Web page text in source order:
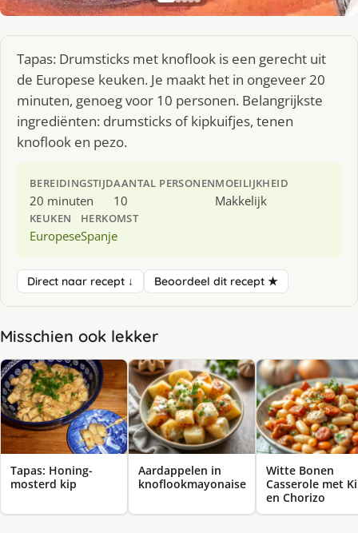
Tapas: Drumsticks met knoflook is een gerecht uit
de Europese keuken. Je maakt het in ongeveer 20
minuten, genoeg voor 10 personen. Belangrijkste
ingrediënten: drumsticks of kipkuifjes, tenen
knoflook en pezo.
BEREIDINGSTIJD
20 minuten
AANTAL PERSONEN
10
MOEILIJKHEID
Makkelijk
KEUKEN
Europese
HERKOMST
Spanje
Direct naar recept ↓ Beoordeel dit recept ★
Misschien ook lekker
Tapas: Honing-
mosterd kip
Aardappelen in
knoflookmayonaise
Witte Bonen
Casserole met
en Chorizo